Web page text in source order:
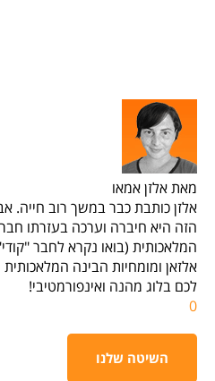
מאת אלזן אמאו
אלזן כותבת כבר במשך רוב חייה.
הזה היא חיברה וערכה בעזרתו
המלאכותית (בואו נקרא לחבר
אלזאן ומומחיות הבינה
לכם בלוג מהנה ואינפורמטיבי!
0
השיטה שלנו